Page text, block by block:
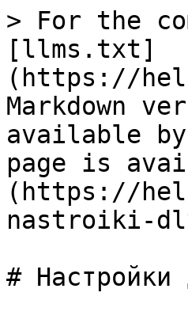
> For the
[llms.txt]
(https://
Markdown
available
page is
(https://
nastroiki-
# Настройки